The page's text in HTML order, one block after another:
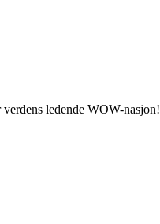
ledende WOW-nasjon!